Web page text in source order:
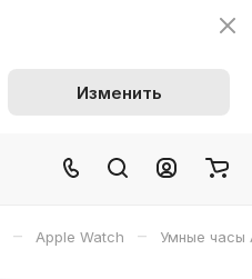
Изменить
– Apple Watch – Умные часы